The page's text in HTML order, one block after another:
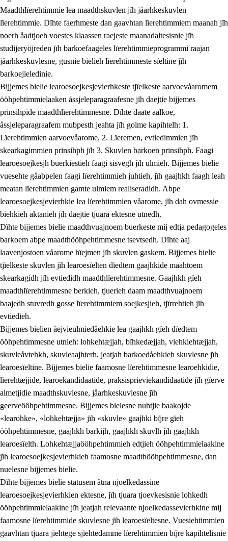
Maadthlïerehtimmie lea maadthskuvlen jïh jåarhkeskuvlen
lïerehtimmie. Dïhte faerhmeste dan gaavhtan lïerehtimmiem maanah jïh
noerh åadtjoeh voestes klaassen raejeste maanadaltesisnie jïh
studijeryöjreden jïh barkoefaageles lïerehtimmieprogrammi raajan
jåarhkeskuvlesne, gusnie bielieh lïerehtimmeste sïeltine jïh
barkoejieledinie.
Bijjemes bielie learoesoejkesjevierhkeste tjïelkeste aarvoevåaromem
ööhpehtimmielaaken åssjeleparagraafesne jïh daejtie bijjemes
prinsihpide maadthlïerehtimmesne. Dïhte daate aalkoe,
åssjeleparagraafem mubpesth jeahta jïh golme kapihtelh: 1.
Lïerehtimmien aarvoevåarome, 2. Lïeremen, evtiedimmien jïh
skearkagimmien prinsihph jïh 3. Skuvlen barkoen prinsihph. Faagi
learoesoejkesjh buerkiestieh faagi sisvegh jïh ulmieh. Bijjemes bielie
vuesehte gåabpelen faagi lïerehtimmieh juhtieh, jïh gaajhkh faagh leah
meatan lïerehtimmien gamte ulmiem realiseradidh. Abpe
learoesoejkesjevierhkie lea lïerehtimmien våarome, jïh dah ovmessie
biehkieh aktanieh jïh daejtie tjuara ektesne utnedh.
Dïhte bijjemes bielie maadthvuajnoem buerkeste mij edtja pedagogeles
barkoem abpe maadthööhpehtimmesne tsevtsedh. Dïhte aaj
laavenjostoen våarome hïejmen jïh skuvlen gaskem. Bijjemes bielie
tjïelkeste skuvlen jïh learoesïelten dïedtem gaajhkide maahtoem
skearkagidh jïh evtiedidh maadthlïerehtimmesne. Gaajhkh gïeh
maadthlïerehtimmesne berkieh, tjuerieh daam maadthvuajnoem
baajedh stuvredh gosse lïerehtimmiem soejkesjieh, tjïrrehtieh jïh
evtiedieh.
Bijjemes bielien åejvieulmiedåehkie lea gaajhkh gïeh dïedtem
ööhpehtimmesne utnieh: lohkehtæjjah, bïhkedæjjah, viehkiehtæjjah,
skuvleåvtehkh, skuvleaajhterh, jeatjah barkoedåehkieh skuvlesne jïh
learoesïeltine. Bijjemes bielie faamosne lïerehtimmesne learoehkidie,
lïerehtæjjide, learoekandidaatide, praksisprieviekandidaatide jïh gïerve
almetjidie maadthskuvlesne, jåarhkeskuvlesne jïh
geerveööhpehtimmesne. Bijjemes bielesne nuhtjie baakojde
«learohke», «lohkehtæjja» jïh «skuvle» gaajhki bïjre gïeh
ööhpehtimmesne, gaajhkh barkijh, gaajhkh skuvlh jïh gaajhkh
learoesïelth. Lohkehtæjjaööhpehtimmieh edtjieh ööhpehtimmielaakine
jïh learoesoejkesjevierhkieh faamosne maadthööhpehtimmesne, dan
nuelesne bijjemes bielie.
Dïhte bijjemes bielie statusem åtna njoelkedassine
learoesoejkesjevierhkien ektesne, jïh tjuara tjoevkesisnie lohkedh
ööhpehtimmielaakine jïh jeatjah relevaante njoelkedassevierhkine mij
faamosne lïerehtimmide skuvlesne jïh learoesïeltesne. Vuesiehtimmien
gaavhtan tjuara jiehtege sjïehtedamme lïerehtimmien bïjre kapihtelisnie